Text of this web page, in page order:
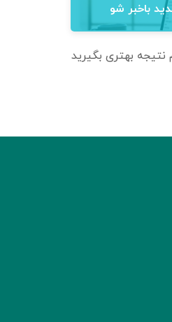
باخبر شو
نتیجه بهتری بگیرید